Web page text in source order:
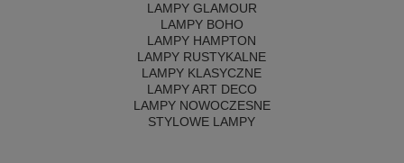
LAMPY GLAMOUR
LAMPY BOHO
LAMPY HAMPTON
LAMPY RUSTYKALNE
LAMPY KLASYCZNE
LAMPY ART DECO
LAMPY NOWOCZESNE
STYLOWE LAMPY